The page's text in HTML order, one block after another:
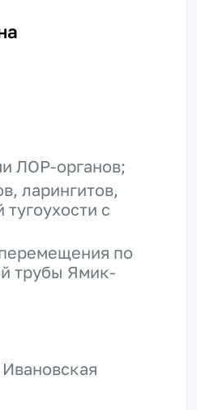
ЛОР-органов;
ларингитов,
с
по
трубы Ямик-